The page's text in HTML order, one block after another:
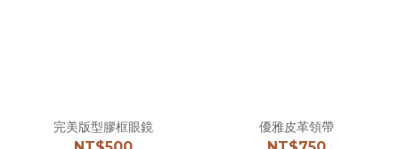
完美版型膠框眼鏡 優雅皮革領帶